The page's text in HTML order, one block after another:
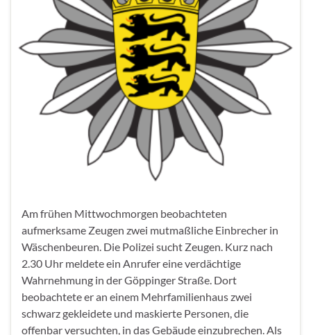
Am frühen Mittwochmorgen beobachteten
aufmerksame Zeugen zwei mutmaßliche Einbrecher in
Wäschenbeuren. Die Polizei sucht Zeugen. Kurz nach
2.30 Uhr meldete ein Anrufer eine verdächtige
Wahrnehmung in der Göppinger Straße. Dort
beobachtete er an einem Mehrfamilienhaus zwei
schwarz gekleidete und maskierte Personen, die
offenbar versuchten, in das Gebäude einzubrechen. Als